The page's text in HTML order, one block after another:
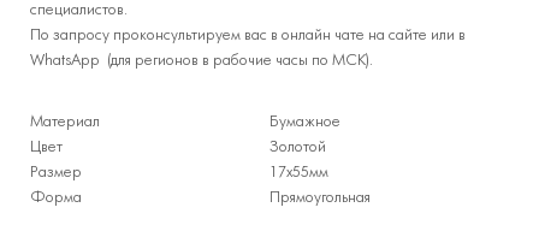
специалистов.
По запросу проконсультируем вас в онлайн чате на сайте или в
WhatsApp (для регионов в рабочие часы по МСК).
Материал
Бумажное
Цвет
Золотой
Размер
17x55мм
Форма
Прямоугольная